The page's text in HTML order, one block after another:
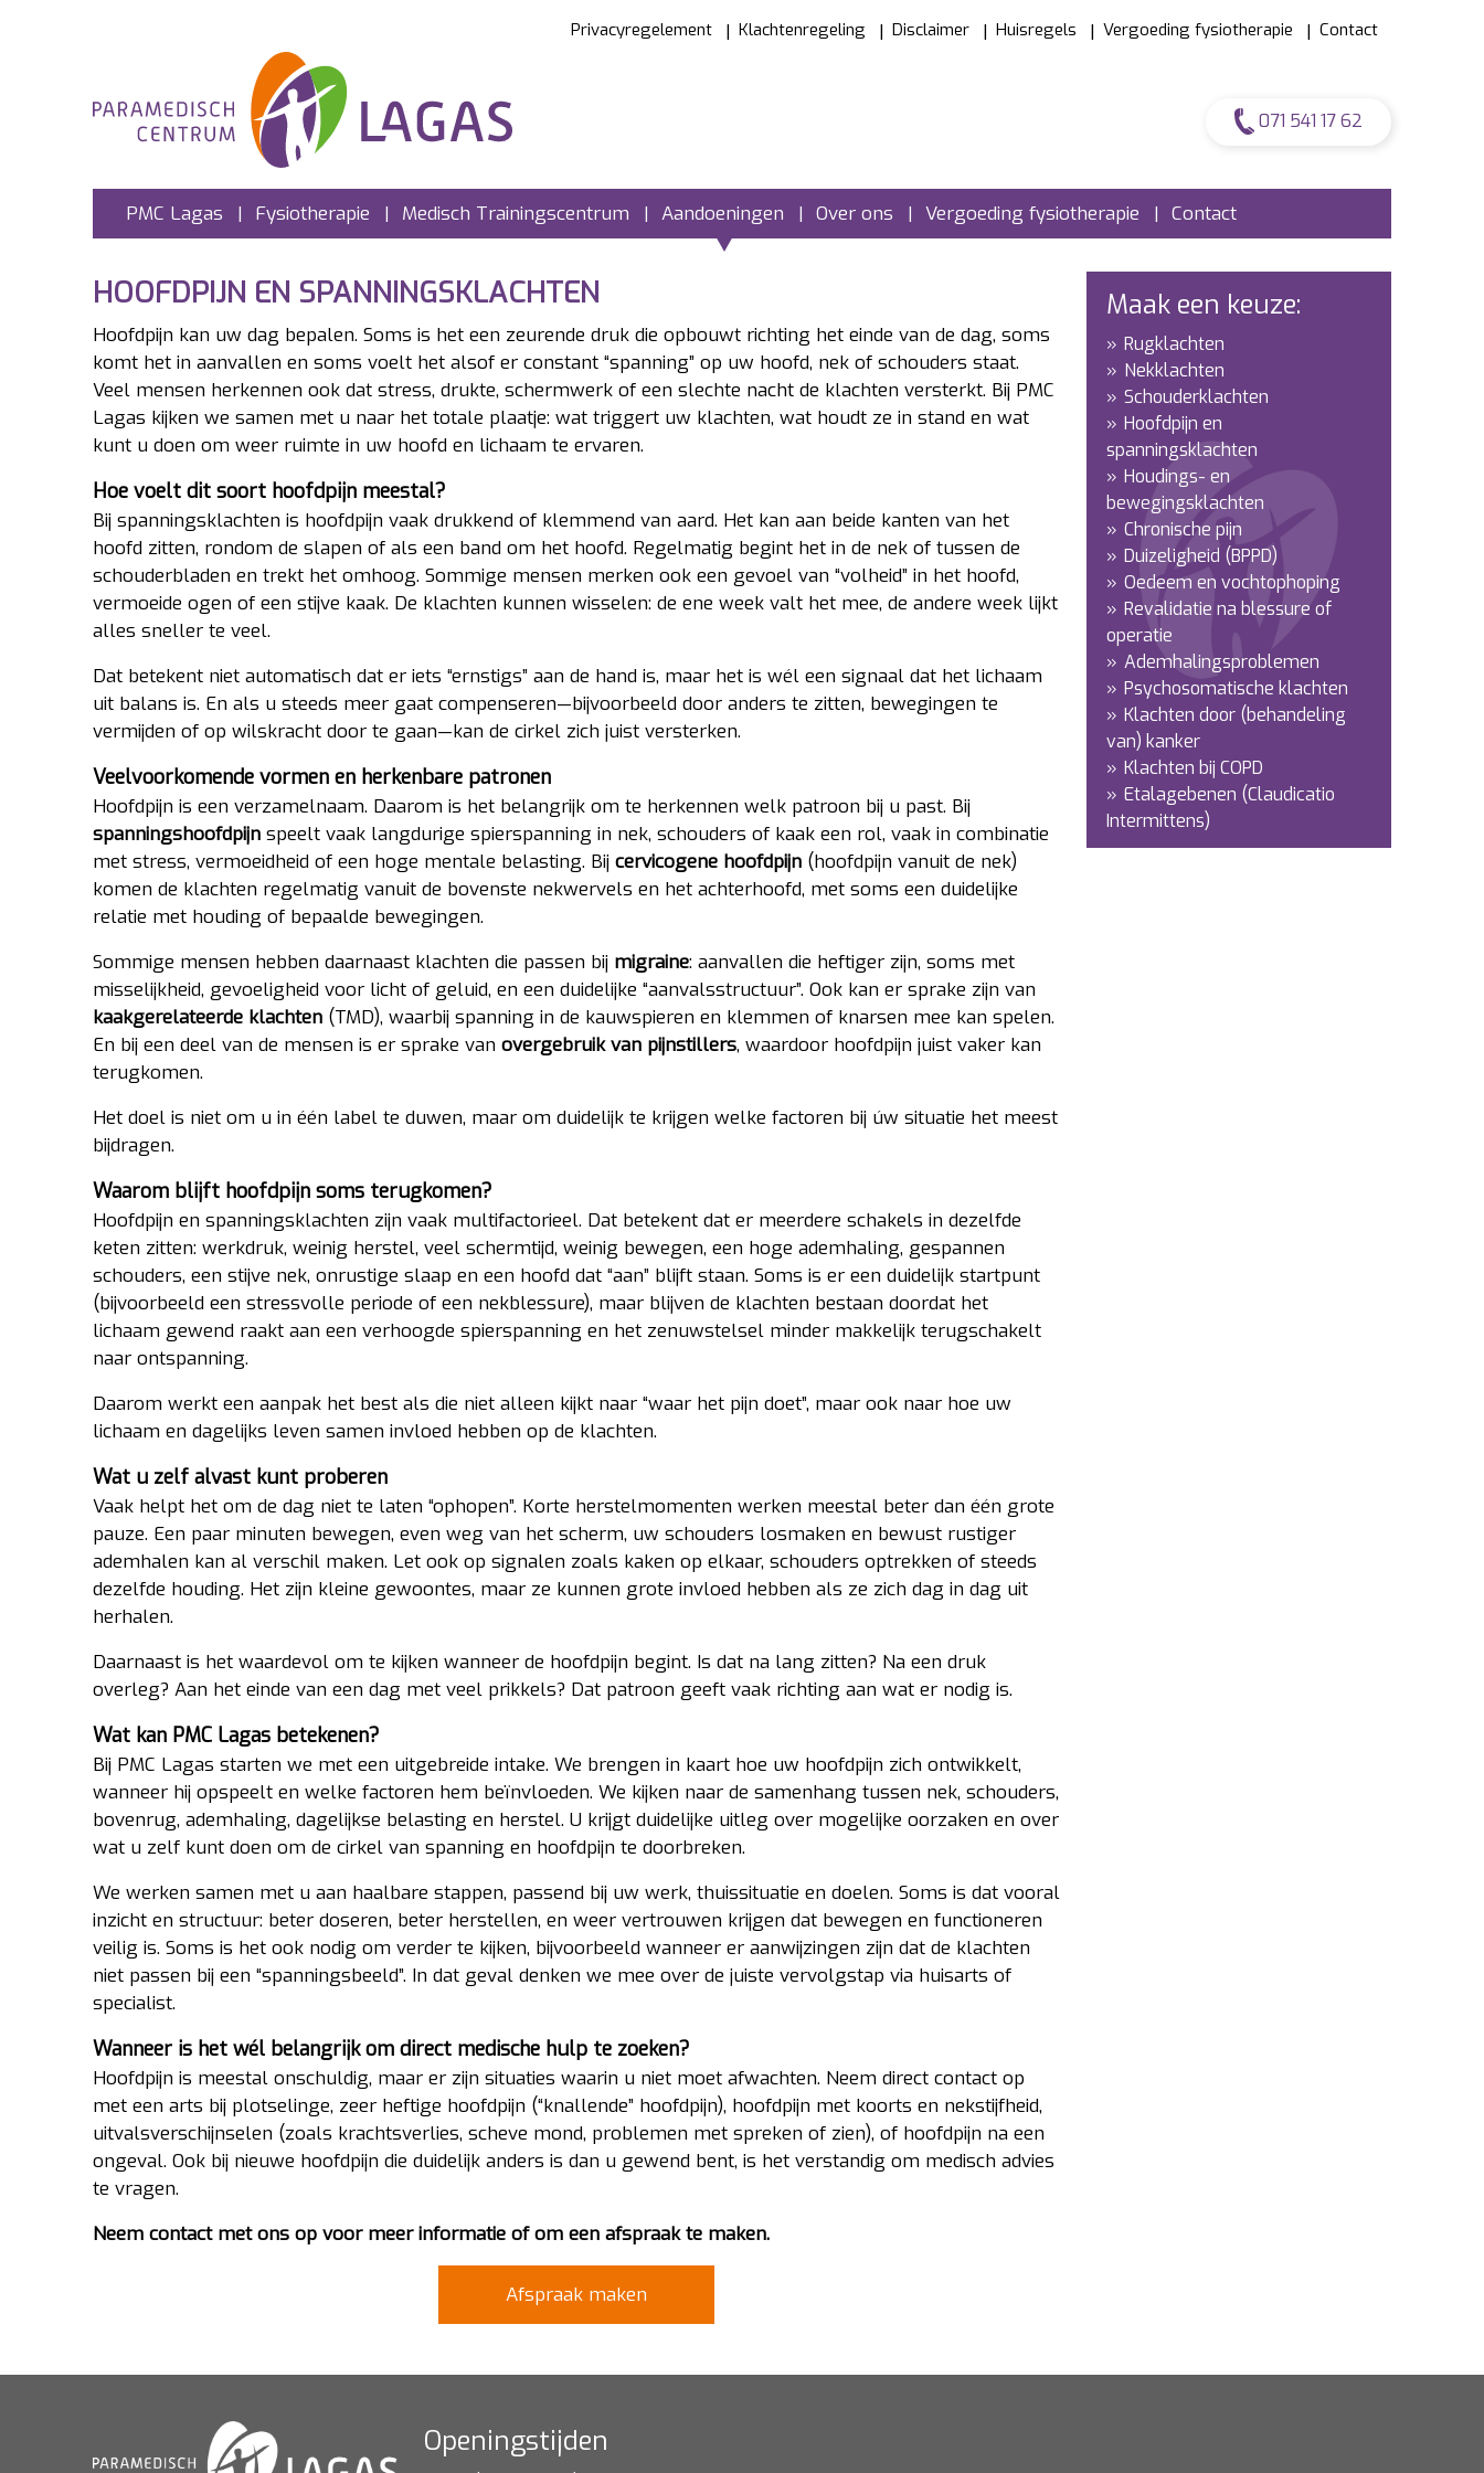
Privacyregelement Klachtenregeling Disclaimer Huisregels Vergoeding fysiotherapie Contact
071 541 17 62
PMC Lagas Fysiotherapie Medisch Trainingscentrum Aandoeningen Over ons Vergoeding fysiotherapie Contact
HOOFDPIJN EN SPANNINGSKLACHTEN
Hoofdpijn kan uw dag bepalen. Soms is het een zeurende druk die opbouwt richting het einde van de dag, soms
komt het in aanvallen en soms voelt het alsof er constant “spanning” op uw hoofd, nek of schouders staat.
Veel mensen herkennen ook dat stress, drukte, schermwerk of een slechte nacht de klachten versterkt. Bij PMC
Lagas kijken we samen met u naar het totale plaatje: wat triggert uw klachten, wat houdt ze in stand en wat
kunt u doen om weer ruimte in uw hoofd en lichaam te ervaren.
Hoe voelt dit soort hoofdpijn meestal?
Bij spanningsklachten is hoofdpijn vaak drukkend of klemmend van aard. Het kan aan beide kanten van het
hoofd zitten, rondom de slapen of als een band om het hoofd. Regelmatig begint het in de nek of tussen de
schouderbladen en trekt het omhoog. Sommige mensen merken ook een gevoel van “volheid” in het hoofd,
vermoeide ogen of een stijve kaak. De klachten kunnen wisselen: de ene week valt het mee, de andere week lijkt
alles sneller te veel.
Dat betekent niet automatisch dat er iets “ernstigs” aan de hand is, maar het is wél een signaal dat het lichaam
uit balans is. En als u steeds meer gaat compenseren—bijvoorbeeld door anders te zitten, bewegingen te
vermijden of op wilskracht door te gaan—kan de cirkel zich juist versterken.
Veelvoorkomende vormen en herkenbare patronen
Hoofdpijn is een verzamelnaam. Daarom is het belangrijk om te herkennen welk patroon bij u past. Bij
spanningshoofdpijn speelt vaak langdurige spierspanning in nek, schouders of kaak een rol, vaak in combinatie
met stress, vermoeidheid of een hoge mentale belasting. Bij cervicogene hoofdpijn (hoofdpijn vanuit de nek)
komen de klachten regelmatig vanuit de bovenste nekwervels en het achterhoofd, met soms een duidelijke
relatie met houding of bepaalde bewegingen.
Sommige mensen hebben daarnaast klachten die passen bij migraine: aanvallen die heftiger zijn, soms met
misselijkheid, gevoeligheid voor licht of geluid, en een duidelijke “aanvalsstructuur”. Ook kan er sprake zijn van
kaakgerelateerde klachten (TMD), waarbij spanning in de kauwspieren en klemmen of knarsen mee kan spelen.
En bij een deel van de mensen is er sprake van overgebruik van pijnstillers, waardoor hoofdpijn juist vaker kan
terugkomen.
Het doel is niet om u in één label te duwen, maar om duidelijk te krijgen welke factoren bij úw situatie het meest
bijdragen.
Waarom blijft hoofdpijn soms terugkomen?
Hoofdpijn en spanningsklachten zijn vaak multifactorieel. Dat betekent dat er meerdere schakels in dezelfde
keten zitten: werkdruk, weinig herstel, veel schermtijd, weinig bewegen, een hoge ademhaling, gespannen
schouders, een stijve nek, onrustige slaap en een hoofd dat “aan” blijft staan. Soms is er een duidelijk startpunt
(bijvoorbeeld een stressvolle periode of een nekblessure), maar blijven de klachten bestaan doordat het
lichaam gewend raakt aan een verhoogde spierspanning en het zenuwstelsel minder makkelijk terugschakelt
naar ontspanning.
Daarom werkt een aanpak het best als die niet alleen kijkt naar “waar het pijn doet”, maar ook naar hoe uw
lichaam en dagelijks leven samen invloed hebben op de klachten.
Wat u zelf alvast kunt proberen
Vaak helpt het om de dag niet te laten “ophopen”. Korte herstelmomenten werken meestal beter dan één grote
pauze. Een paar minuten bewegen, even weg van het scherm, uw schouders losmaken en bewust rustiger
ademhalen kan al verschil maken. Let ook op signalen zoals kaken op elkaar, schouders optrekken of steeds
dezelfde houding. Het zijn kleine gewoontes, maar ze kunnen grote invloed hebben als ze zich dag in dag uit
herhalen.
Daarnaast is het waardevol om te kijken wanneer de hoofdpijn begint. Is dat na lang zitten? Na een druk
overleg? Aan het einde van een dag met veel prikkels? Dat patroon geeft vaak richting aan wat er nodig is.
Wat kan PMC Lagas betekenen?
Bij PMC Lagas starten we met een uitgebreide intake. We brengen in kaart hoe uw hoofdpijn zich ontwikkelt,
wanneer hij opspeelt en welke factoren hem beïnvloeden. We kijken naar de samenhang tussen nek, schouders,
bovenrug, ademhaling, dagelijkse belasting en herstel. U krijgt duidelijke uitleg over mogelijke oorzaken en over
wat u zelf kunt doen om de cirkel van spanning en hoofdpijn te doorbreken.
We werken samen met u aan haalbare stappen, passend bij uw werk, thuissituatie en doelen. Soms is dat vooral
inzicht en structuur: beter doseren, beter herstellen, en weer vertrouwen krijgen dat bewegen en functioneren
veilig is. Soms is het ook nodig om verder te kijken, bijvoorbeeld wanneer er aanwijzingen zijn dat de klachten
niet passen bij een “spanningsbeeld”. In dat geval denken we mee over de juiste vervolgstap via huisarts of
specialist.
Wanneer is het wél belangrijk om direct medische hulp te zoeken?
Hoofdpijn is meestal onschuldig, maar er zijn situaties waarin u niet moet afwachten. Neem direct contact op
met een arts bij plotselinge, zeer heftige hoofdpijn (“knallende” hoofdpijn), hoofdpijn met koorts en nekstijfheid,
uitvalsverschijnselen (zoals krachtsverlies, scheve mond, problemen met spreken of zien), of hoofdpijn na een
ongeval. Ook bij nieuwe hoofdpijn die duidelijk anders is dan u gewend bent, is het verstandig om medisch advies
te vragen.
Neem contact met ons op voor meer informatie of om een afspraak te maken.
Afspraak maken
Maak een keuze:
Rugklachten
Nekklachten
Schouderklachten
Hoofdpijn en
spanningsklachten
Houdings- en
bewegingsklachten
Chronische pijn
Duizeligheid (BPPD)
Oedeem en vochtophoping
Revalidatie na blessure of
operatie
Ademhalingsproblemen
Psychosomatische klachten
Klachten door (behandeling
van) kanker
Klachten bij COPD
Etalagebenen (Claudicatio
Intermittens)
Openingstijden